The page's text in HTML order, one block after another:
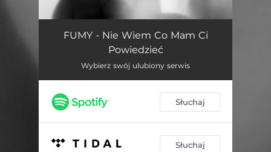
Nie Wiem Co Mam Ci Powiedzieć 03:08
FUMY - Nie Wiem Co Mam Ci
Powiedzieć
Wybierz swój ulubiony serwis
Słuchaj
Słuchaj